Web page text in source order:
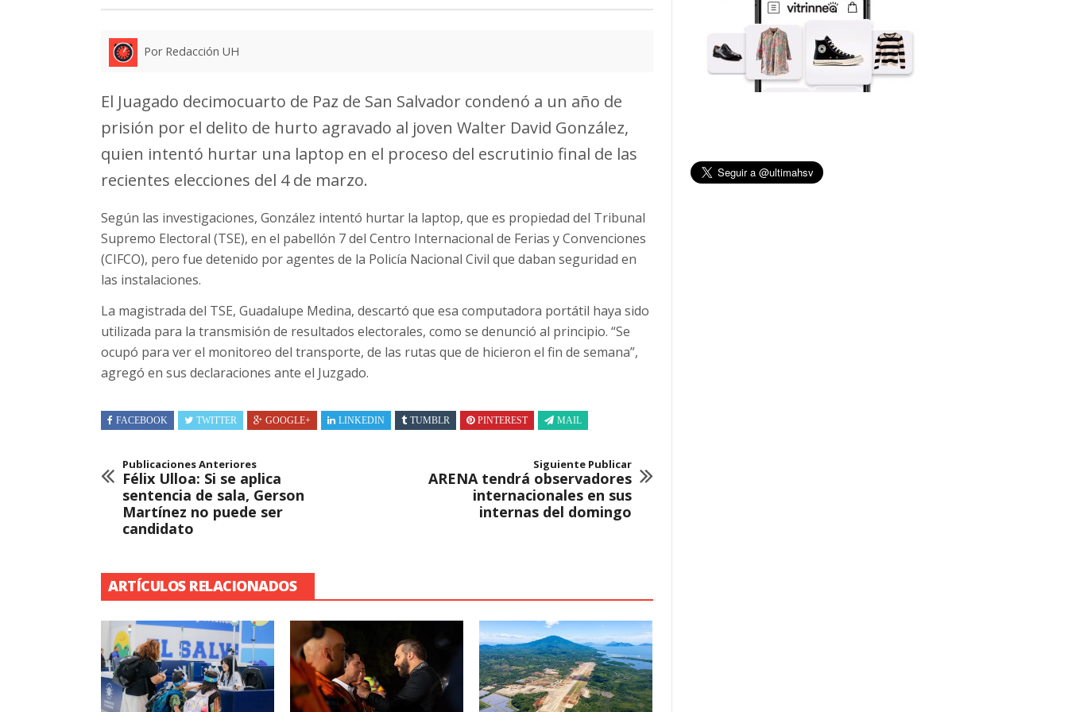
Por Redacción UH
El Juagado decimocuarto de Paz de San Salvador condenó a un año de
prisión por el delito de hurto agravado al joven Walter David González,
quien intentó hurtar una laptop en el proceso del escrutinio final de las
recientes elecciones del 4 de marzo.
Según las investigaciones, González intentó hurtar la laptop, que es propiedad del Tribunal
Supremo Electoral (TSE), en el pabellón 7 del Centro Internacional de Ferias y Convenciones
(CIFCO), pero fue detenido por agentes de la Policía Nacional Civil que daban seguridad en
las instalaciones.
La magistrada del TSE, Guadalupe Medina, descartó que esa computadora portátil haya sido
utilizada para la transmisión de resultados electorales, como se denunció al principio. “Se
ocupó para ver el monitoreo del transporte, de las rutas que de hicieron el fin de semana”,
agregó en sus declaraciones ante el Juzgado.
FACEBOOK TWITTER GOOGLE+ LINKEDIN TUMBLR PINTEREST MAIL
Publicaciones Anteriores
Félix Ulloa: Si se aplica
sentencia de sala, Gerson
Martínez no puede ser
candidato
Siguiente Publicar
ARENA tendrá observadores
internacionales en sus
internas del domingo
ARTÍCULOS RELACIONADOS